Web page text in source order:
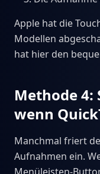
Apple hat die
Modellen
hat hier den
Methode 4:
wenn
Manchmal friert
Aufnahmen ein.